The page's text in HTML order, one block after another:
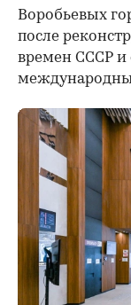
Воробьевых
после
времен СССР и